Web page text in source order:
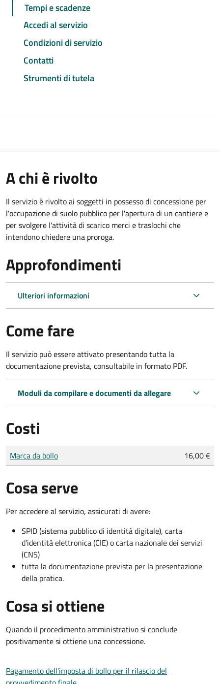
Tempi e scadenze
Accedi al servizio
Condizioni di servizio
Contatti
Strumenti di tutela
A chi è rivolto
Il servizio è rivolto ai soggetti in possesso di concessione per
l'occupazione di suolo pubblico per l'apertura di un cantiere e
per svolgere l'attività di scarico merci e traslochi che
intendono chiedere una proroga.
Approfondimenti
Ulteriori informazioni
Come fare
Il servizio può essere attivato presentando tutta la
documentazione prevista, consultabile in formato PDF.
Moduli da compilare e documenti da allegare
Costi
Tipo di pagamento
Importo
Marca da bollo 16,00 €
Cosa serve
Per accedere al servizio, assicurati di avere:
SPID (sistema pubblico di identità digitale), carta
d’identità elettronica (CIE) o carta nazionale dei servizi
(CNS)
tutta la documentazione prevista per la presentazione
della pratica.
Cosa si ottiene
Quando il procedimento amministrativo si conclude
positivamente si ottiene una concessione.
Pagamento dell'imposta di bollo per il rilascio del